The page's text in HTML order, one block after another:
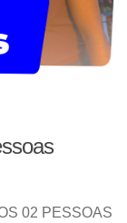
02 PESSOAS